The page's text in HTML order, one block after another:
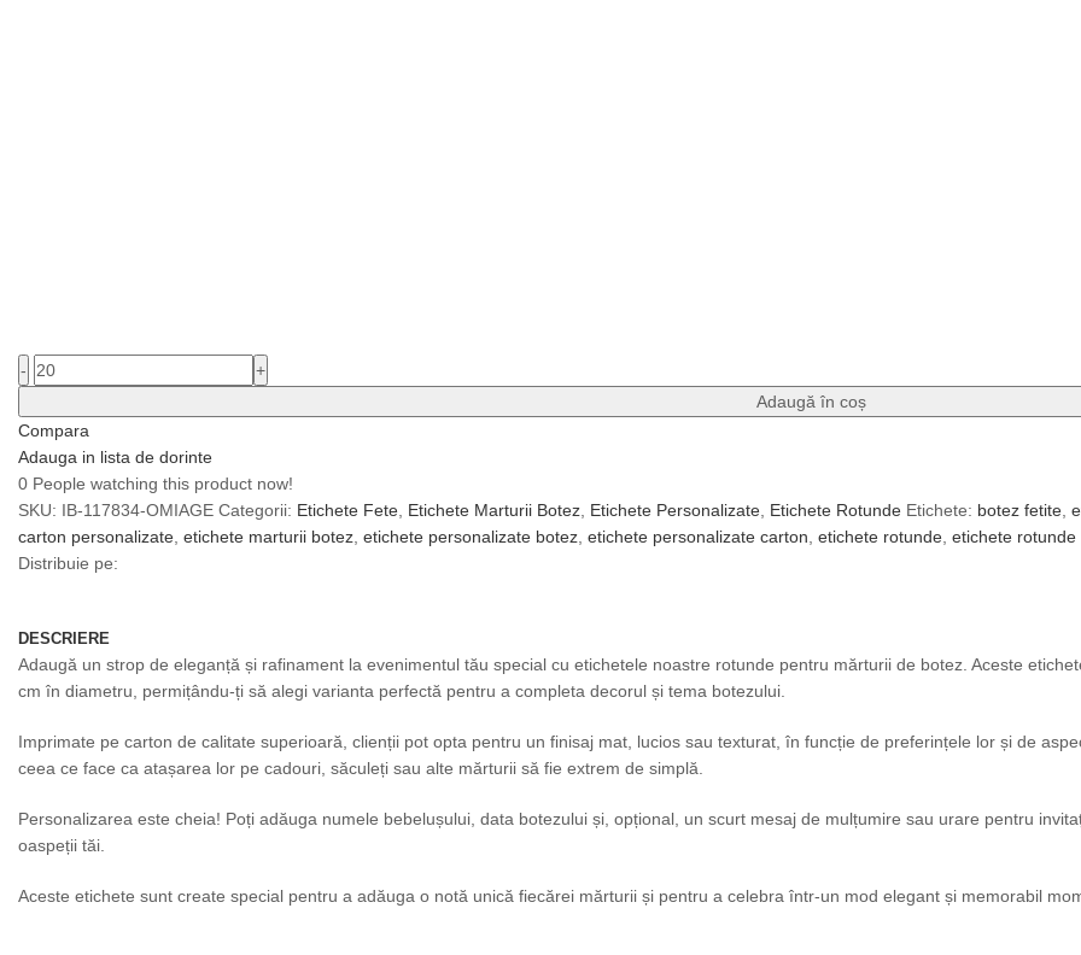
-
+
Adaugă în coș
Compara
Adauga in lista de dorinte
0 People watching this product now!
SKU: IB-117834-OMIAGE Categorii: Etichete Fete Etichete Marturii Botez Etichete Personalizate Etichete Rotunde Etichete: botez fetite
carton personalizate etichete marturii botez etichete personalizate botez etichete personalizate carton etichete rotunde etichete
Distribuie pe:
DESCRIERE
Adaugă un strop de eleganță și rafinament la evenimentul tău special cu etichetele noastre rotunde pentru mărturii de botez. Aceste
cm în diametru, permițându-ți să alegi varianta perfectă pentru a completa decorul și tema botezului.
Imprimate pe carton de calitate superioară, clienții pot opta pentru un finisaj mat, lucios sau texturat, în funcție de preferințele lor și de
ceea ce face ca atașarea lor pe cadouri, săculeți sau alte mărturii să fie extrem de simplă.
Personalizarea este cheia! Poți adăuga numele bebelușului, data botezului și, opțional, un scurt mesaj de mulțumire sau urare pentru
oaspeții tăi.
Aceste etichete sunt create special pentru a adăuga o notă unică fiecărei mărturii și pentru a celebra într-un mod elegant și memorabil